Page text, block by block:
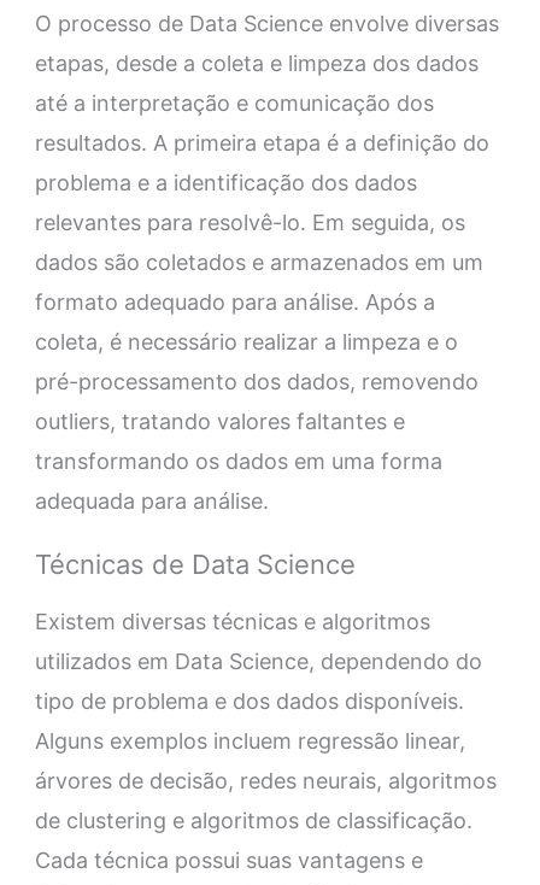
O processo de Data Science envolve diversas
etapas, desde a coleta e limpeza dos dados
até a interpretação e comunicação dos
resultados. A primeira etapa é a definição do
problema e a identificação dos dados
relevantes para resolvê-lo. Em seguida, os
dados são coletados e armazenados em um
formato adequado para análise. Após a
coleta, é necessário realizar a limpeza e o
pré-processamento dos dados, removendo
outliers, tratando valores faltantes e
transformando os dados em uma forma
adequada para análise.
Técnicas de Data Science
Existem diversas técnicas e algoritmos
utilizados em Data Science, dependendo do
tipo de problema e dos dados disponíveis.
Alguns exemplos incluem regressão linear,
árvores de decisão, redes neurais, algoritmos
de clustering e algoritmos de classificação.
Cada técnica possui suas vantagens e